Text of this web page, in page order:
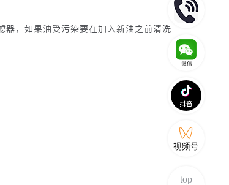
器，如果油受污染要在加入新油之前清洗
top